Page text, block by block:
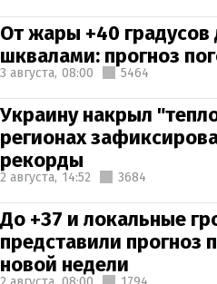
От жары +40 градусов
шквалами: прогноз
3 августа, 08:00 5464
Украину накрыл
регионах
рекорды
2 августа, 14:52 3684
До +37 и локальные
представили прогноз
новой недели